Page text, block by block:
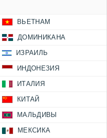
ВЬЕТНАМ
ДОМИНИКАНА
ИЗРАИЛЬ
ИНДОНЕЗИЯ
ИТАЛИЯ
КИТАЙ
МАЛЬДИВЫ
МЕКСИКА